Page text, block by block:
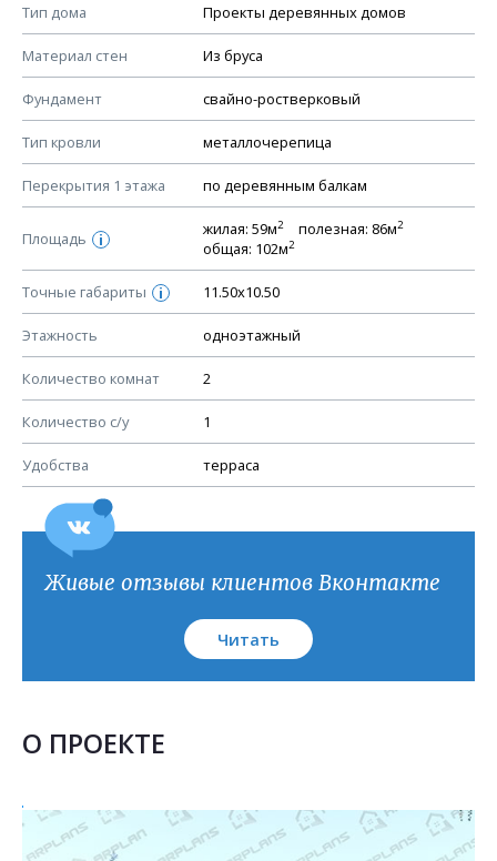
Тип дома Проекты деревянных домов
Материал стен Из бруса
Фундамент свайно-ростверковый
Тип кровли металлочерепица
Перекрытия 1 этажа по деревянным балкам
Площадь i
жилая: 59м2 полезная: 86м2
общая: 102м2
Точные габариты i 11.50х10.50
Этажность одноэтажный
Количество комнат 2
Количество с/у 1
Удобства терраса
Смотрите советы по выбору материала в нашем
КОНСТРУКТИВНЫЕ РЕШЕНИЯ (КР)
Ведомость рабочих чертежей основного комплекта КР
План фундамента
Устройство фундамента, спецификация материалов
Планы перекрытий этажей, спецификация элементов
Устройство перекрытий
Устройство стен
Спецификация материалов стен
Схема расположения лаг чердака (если есть)
Схема расположения элементов стропил
Спецификация элементов стропил
Устройство стропильной системы
Узлы устройства кровли
План кровли
Живые отзывы клиентов Вконтакте
Читать
О ПРОЕКТЕ